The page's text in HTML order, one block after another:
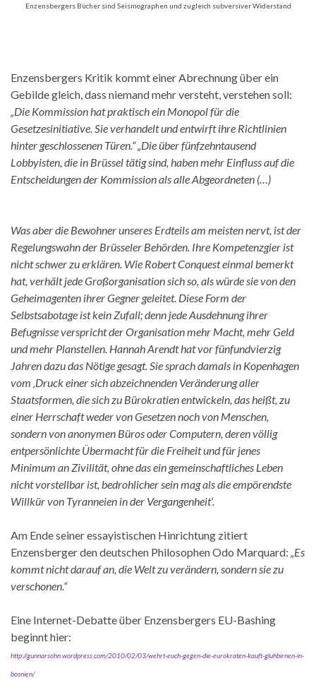
Enzensbergers Bücher sind Seismographen und zugleich subversiver Widerstand
Enzensbergers Kritik kommt einer Abrechnung über ein
Gebilde gleich, dass niemand mehr versteht, verstehen soll:
„Die Kommission hat praktisch ein Monopol für die
Gesetzesinitiative. Sie verhandelt und entwirft ihre Richtlinien
hinter geschlossenen Türen.“ „Die über fünfzehntausend
Lobbyisten, die in Brüssel tätig sind, haben mehr Einfluss auf die
Entscheidungen der Kommission als alle Abgeordneten (…)
Was aber die Bewohner unseres Erdteils am meisten nervt, ist der
Regelungswahn der Brüsseler Behörden. Ihre Kompetenzgier ist
nicht schwer zu erklären. Wie Robert Conquest einmal bemerkt
hat, verhält jede Großorganisation sich so, als würde sie von den
Geheimagenten ihrer Gegner geleitet. Diese Form der
Selbstsabotage ist kein Zufall; denn jede Ausdehnung ihrer
Befugnisse verspricht der Organisation mehr Macht, mehr Geld
und mehr Planstellen. Hannah Arendt hat vor fünfundvierzig
Jahren dazu das Nötige gesagt. Sie sprach damals in Kopenhagen
vom ‚Druck einer sich abzeichnenden Veränderung aller
Staatsformen, die sich zu Bürokratien entwickeln, das heißt, zu
einer Herrschaft weder von Gesetzen noch von Menschen,
sondern von anonymen Büros oder Computern, deren völlig
entpersönlichte Übermacht für die Freiheit und für jenes
Minimum an Zivilität, ohne das ein gemeinschaftliches Leben
nicht vorstellbar ist, bedrohlicher sein mag als die empörendste
Willkür von Tyranneien in der Vergangenheit‘.
Am Ende seiner essayistischen Hinrichtung zitiert
Enzensberger den deutschen Philosophen Odo Marquard: „Es
kommt nicht darauf an, die Welt zu verändern, sondern sie zu
verschonen.“
Eine Internet-Debatte über Enzensbergers EU-Bashing
beginnt hier:
http://gunnarsohn.wordpress.com/2010/02/03/wehrt-euch-gegen-die-eurokraten-kauft-gluhbirnen-in-
bosnien/